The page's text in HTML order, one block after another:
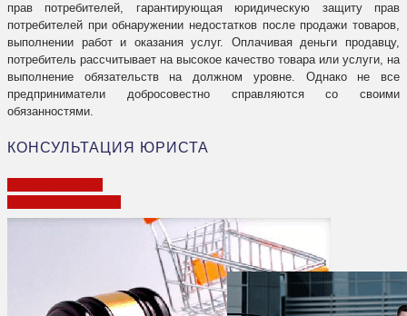
прав потребителей, гарантирующая юридическую защиту прав
потребителей при обнаружении недостатков после продажи товаров,
выполнении работ и оказания услуг. Оплачивая деньги продавцу,
потребитель рассчитывает на высокое качество товара или услуги, на
выполнение обязательств на должном уровне. Однако не все
предприниматели добросовестно справляются со своими
обязанностями.
КОНСУЛЬТАЦИЯ ЮРИСТА